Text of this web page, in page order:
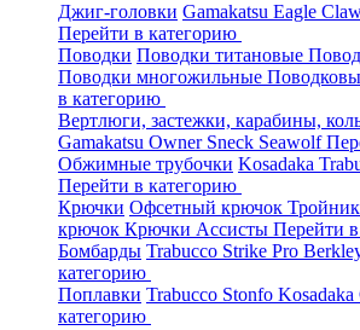
Джиг-головки Gamakatsu Eagle
Перейти в категорию
Поводки Поводки титановые
Поводки многожильные
в категорию
Вертлюги, застежки, карабины,
Gamakatsu Owner Sneck Seawolf
Обжимные трубочки Kosadaka
Перейти в категорию
Крючки Офсетный крючок
крючок Крючки Ассисты Перейти
Бомбарды Trabucco Strike Pro
категорию
Поплавки Trabucco Stonfo Kosadaka
категорию